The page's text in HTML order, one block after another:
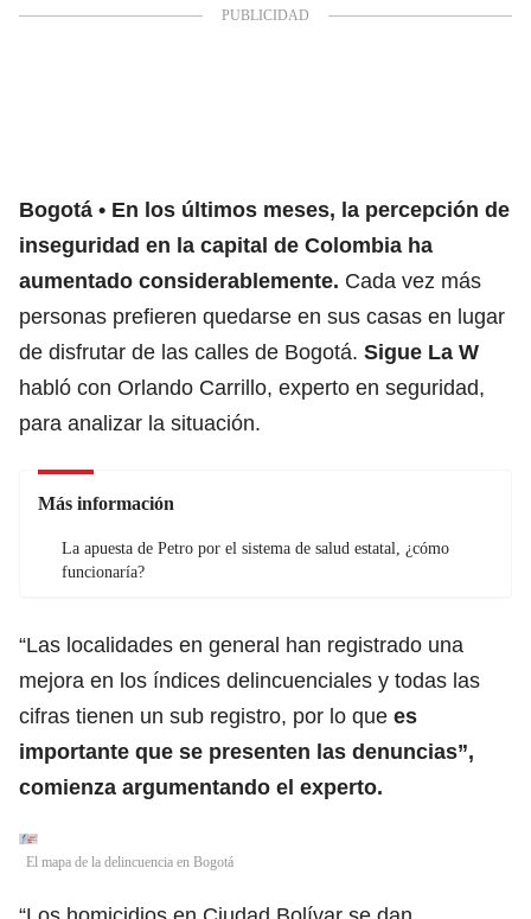
Bogotá
En los últimos meses, la percepción de
inseguridad en la capital de Colombia ha
aumentado considerablemente. Cada vez más
personas prefieren quedarse en sus casas en lugar
de disfrutar de las calles de Bogotá. Sigue La W
habló con Orlando Carrillo, experto en seguridad,
para analizar la situación.
Más información
La apuesta de Petro por el sistema de salud estatal, ¿cómo
funcionaría?
“Las localidades en general han registrado una
mejora en los índices delincuenciales y todas las
cifras tienen un sub registro, por lo que es
importante que se presenten las denuncias”,
comienza argumentando el experto.
El mapa de la delincuencia en Bogotá